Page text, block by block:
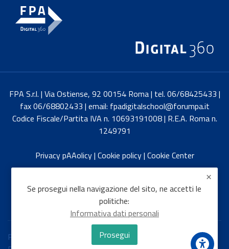
FPA S.r.l. | Via Ostiense, 92 00154 Roma | tel. 06/68425433 |
fax 06/68802433 | email: fpadigitalschool@forumpa.it
Codice Fiscale/Partita IVA n. 10693191008 | R.E.A. Roma n.
1249791
Privacy pAAolicy| Cookie policy| Cookie Center
Politiche
Se prosegui nella navigazione del sito, ne accetti le
politiche:
Informativa dati personali
Prosegui